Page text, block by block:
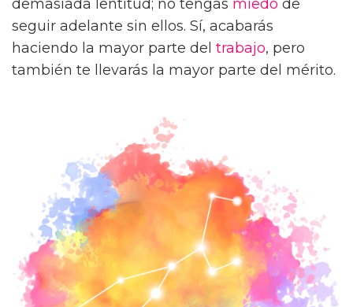
demasiada lentitud; no tengas miedo de
seguir adelante sin ellos. Sí, acabarás
haciendo la mayor parte del trabajo, pero
también te llevarás la mayor parte del mérito.